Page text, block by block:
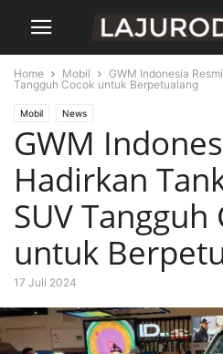
Home Mobil
GWM Indonesia
Tangguh Cocok untuk Berpetualang
Mobil News
GWM
Hadirkan
SUV Tangguh
untuk
17 Juli 2024